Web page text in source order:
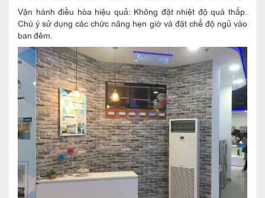
Vận hành điều hòa hiệu quả: Không đặt nhiệt độ quá thấp.
Chú ý sử dụng các chức năng hẹn giờ và đặt chế độ ngủ vào
ban đêm.